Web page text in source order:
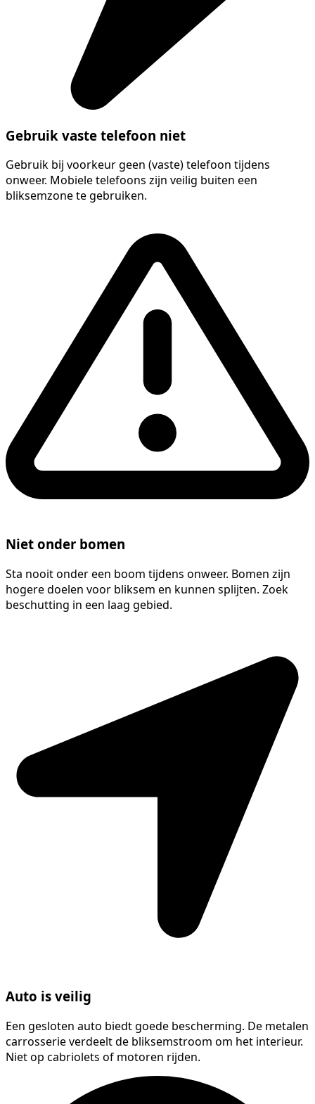
Gebruik vaste telefoon niet
Gebruik bij voorkeur geen (vaste) telefoon tijdens
onweer. Mobiele telefoons zijn veilig buiten een
bliksemzone te gebruiken.
Niet onder bomen
Sta nooit onder een boom tijdens onweer. Bomen zijn
hogere doelen voor bliksem en kunnen splijten. Zoek
beschutting in een laag gebied.
Auto is veilig
Een gesloten auto biedt goede bescherming. De metalen
carrosserie verdeelt de bliksemstroom om het interieur.
Niet op cabriolets of motoren rijden.